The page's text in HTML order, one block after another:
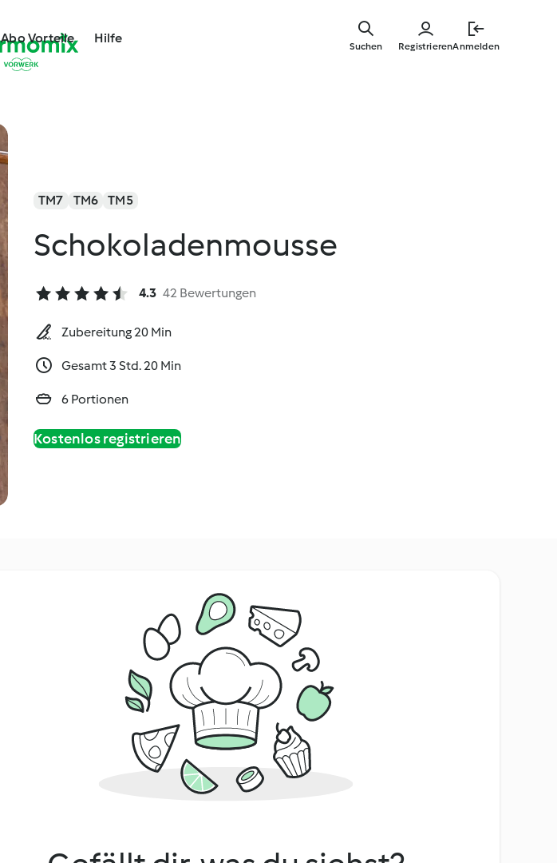
springen
Abo Vorteile Hilfe
RegistrierenAnmelden
Suchen
TM7 TM6 TM5
Schokoladenmousse
4.3 42 Bewertungen
Zubereitung 20 Min
Gesamt 3 Std. 20 Min
6 Portionen
Kostenlos registrieren